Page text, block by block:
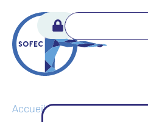
Accueil